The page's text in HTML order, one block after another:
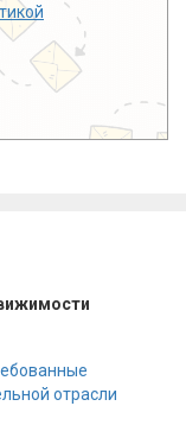
отрасли